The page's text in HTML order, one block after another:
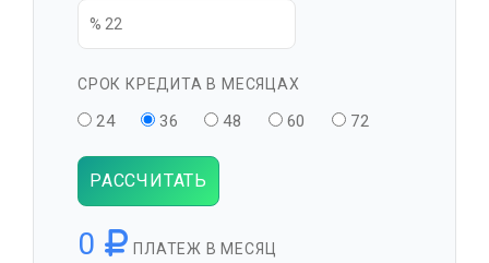
СРОК КРЕДИТА В МЕСЯЦАХ
24 36 48 60 72
РАССЧИТАТЬ
0 ПЛАТЕЖ В МЕСЯЦ